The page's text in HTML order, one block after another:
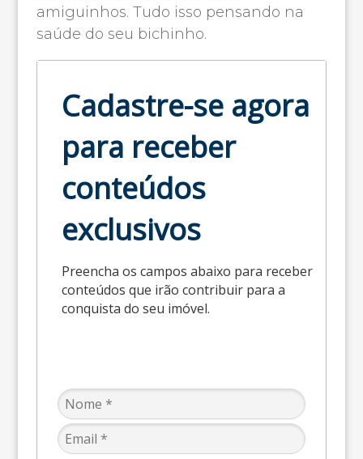
amiguinhos. Tudo isso pensando na
saúde do seu bichinho.
Cadastre-se agora
para receber
conteúdos
exclusivos
Preencha os campos abaixo para receber
conteúdos que irão contribuir para a
conquista do seu imóvel.